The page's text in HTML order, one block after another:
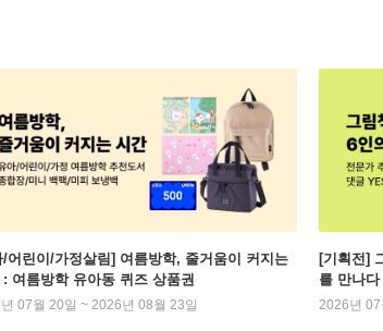
/어린이/가정살림] 여름방학, 줄거움이 커지는
: 여름방학 유아동 퀴즈 상품권
07월 20일 ~ 2026년 08월 23일
[기획전]
를 만나다
2026년 07